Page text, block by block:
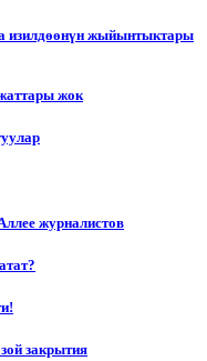
изилдөөнүн жыйынтыктары
жок
журналистов
закрытия